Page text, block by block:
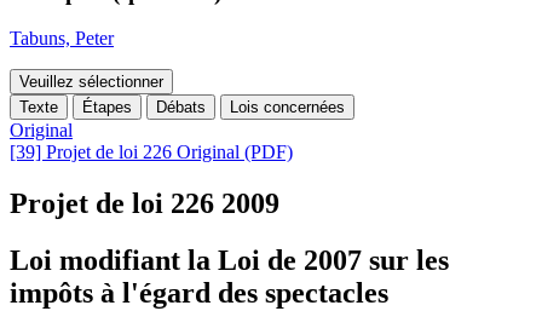
Tabuns, Peter
Veuillez sélectionner
Texte
Étapes Débats Lois concernées
Original
[39] Projet de loi 226 Original (PDF)
Projet de loi 226 2009
Loi modifiant la Loi de 2007 sur les
impôts à l'égard des spectacles